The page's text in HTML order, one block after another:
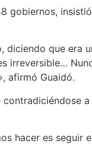
gobiernos,
diciendo que era
irreversible…
afirmó Guaidó.
hacer es seguir